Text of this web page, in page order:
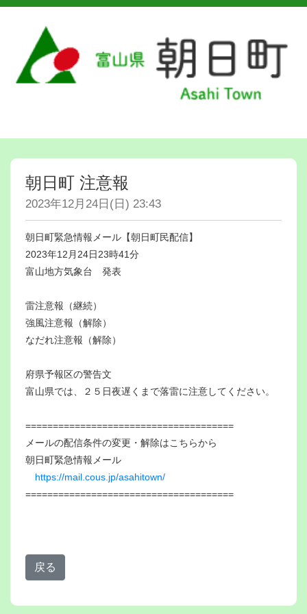
朝日町 注意報
2023年12月24日(日) 23:43
朝日町緊急情報メール【朝日町民配信】
2023年12月24日23時41分
富山地方気象台 発表
雷注意報（継続）
強風注意報（解除）
なだれ注意報（解除）
府県予報区の警告文
富山県では、２５日夜遅くまで落雷に注意してください。
======================================
メールの配信条件の変更・解除はこちらから
朝日町緊急情報メール
https://mail.cous.jp/asahitown/
======================================
戻る